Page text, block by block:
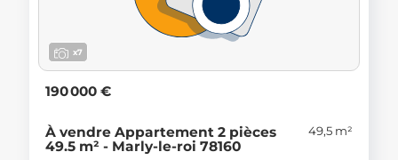
x7
190 000 €
À vendre Appartement 2 pièces
49.5 m² - Marly-le-roi 78160
49,5 m²